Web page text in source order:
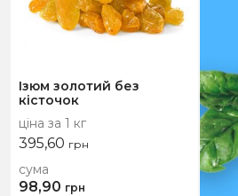
Ізюм золотий без
кісточок
ціна за 1 кг
395,60 грн
сума
98,90 грн